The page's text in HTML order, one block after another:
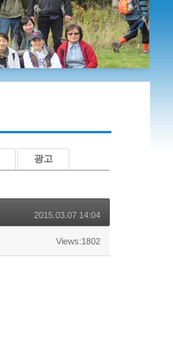
광고
2015.03.07 14:04
Views:1802